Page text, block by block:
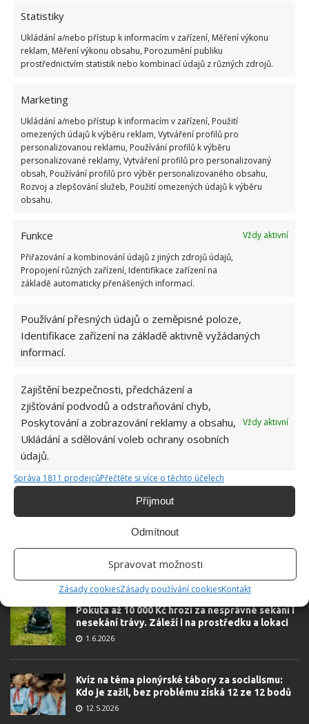
Statistiky
Ukládání a/nebo přístup k informacím v zařízení, Měření výkonu
reklam, Měření výkonu obsahu, Porozumění publiku
prostřednictvím statistik nebo kombinací údajů z různých zdrojů.
Marketing
Ukládání a/nebo přístup k informacím v zařízení, Použití
omezených údajů k výběru reklam, Vytváření profilů pro
personalizovanou reklamu, Používání profilů k výběru
personalizované reklamy, Vytváření profilů pro personalizovaný
obsah, Používání profilů pro výběr personalizovaného obsahu,
Rozvoj a zlepšování služeb, Použití omezených údajů k výběru
obsahu.
Funkce
Vždy aktivní
Přiřazování a kombinování údajů z jiných zdrojů údajů,
Propojení různých zařízení, Identifikace zařízení na
základě automaticky přenášených informací.
Používání přesných údajů o zeměpisné poloze,
Identifikace zařízení na základě aktivně vyžádaných
informací.
Zajištění bezpečnosti, předcházení a
zjišťování podvodů a odstraňování chyb,
Poskytování a zobrazování reklamy a obsahu,
Ukládání a sdělování voleb ochrany osobních
údajů.
Vždy aktivní
Správa 1811 prodejcůPřečtěte si více o těchto účelech
Příjmout
Odmítnout
Spravovat možnosti
Zásady cookiesZásady používání cookiesKontakt
Přidejte svůj názor
KOMENTOVAT
BUĎTE PRVNÍ KDO PŘIDÁ KOMENTÁŘ
Napište komentář
Vaše e-mailová adresa nebude zveřejněna.
E-mail*
Webová stránka
OBLÍBENÉ ČLÁNKY
Pokuta až 10 000 Kč hrozí za nesprávné sekání i
nesekání trávy. Záleží i na prostředku a lokaci
1.6.2026
Kvíz na téma pionýrské tábory za socialismu:
Kdo je zažil, bez problému získá 12 ze 12 bodů
12.5.2026